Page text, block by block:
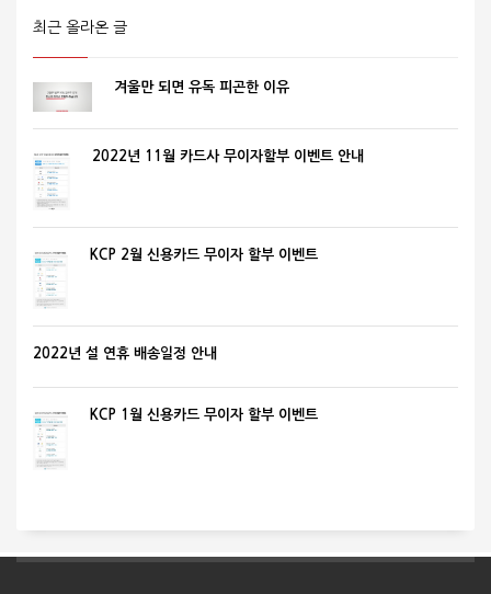
최근 올라온 글
겨울만 되면 유독 피곤한 이유
2022년 11월 카드사 무이자할부 이벤트 안내
KCP 2월 신용카드 무이자 할부 이벤트
2022년 설 연휴 배송일정 안내
KCP 1월 신용카드 무이자 할부 이벤트